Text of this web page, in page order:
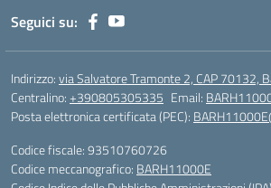
Seguici su:
Indirizzo:via Salvatore Tramonte 2, CAP 70132,
Centralino:+390805305335 Email:
Posta elettronica certificata (PEC):
Codice fiscale: 93510760726
Codice meccanografico: BARH11000E